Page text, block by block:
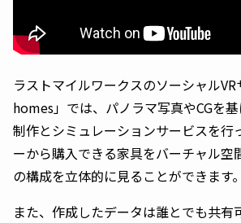
ラストマイルワークスのソーシャル
homes」では、パノラマ写真やCGを
制作とシミュレーションサービスを行
ーから購入できる家具をバーチャル空
の構成を立体的に見ることができます。
また、作成したデータは誰とでも共有